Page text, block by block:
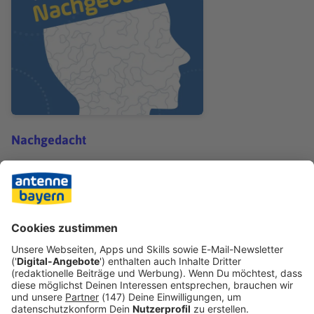
Nachgedacht
Nachgedacht: Ferien
Teilen
ALLE FOLGEN ANDERE INHALTE